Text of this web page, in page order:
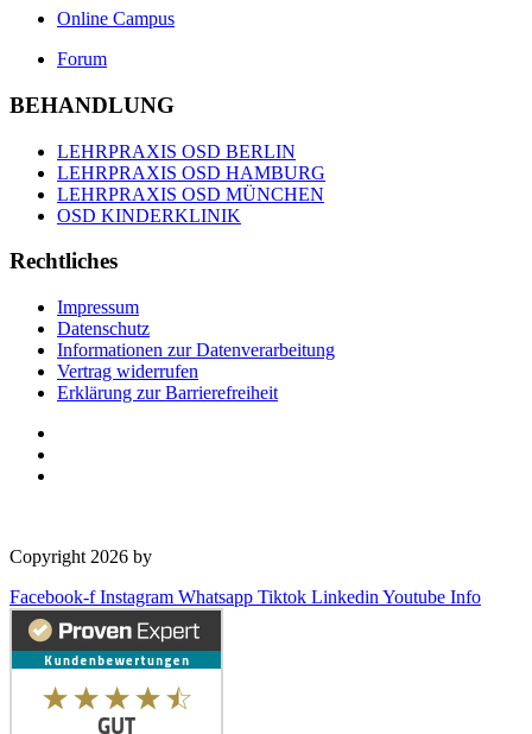
Online Campus
Forum
BEHANDLUNG
LEHRPRAXIS OSD BERLIN
LEHRPRAXIS OSD HAMBURG
LEHRPRAXIS OSD MÜNCHEN
OSD KINDERKLINIK
Rechtliches
Impressum
Datenschutz
Informationen zur Datenverarbeitung
Vertrag widerrufen
Erklärung zur Barrierefreiheit
Copyright 2026 by
Facebook-f Instagram Whatsapp Tiktok Linkedin Youtube Info